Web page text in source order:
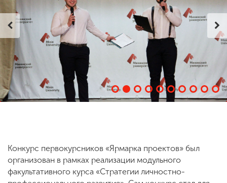
SPN CHI
Приемная
комиссия
+7 (831) 262-26-20
Конкурс первокурсников «Ярмарка проектов» был
организован в рамках реализации модульного
факультативного курса «Стратегии личностно-